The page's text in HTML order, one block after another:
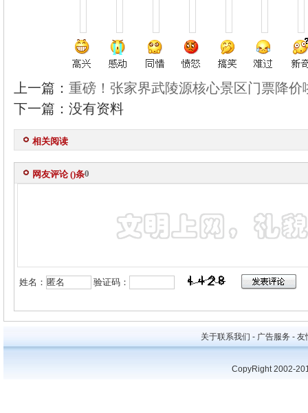
上一篇： 重磅！张家界武陵源核心景区门票降价
下一篇：没有资料
相关阅读
网友评论 ( 0
)条
姓名： 验证码：
关于联系我们 - 广告服务 -
CopyRight 2002-